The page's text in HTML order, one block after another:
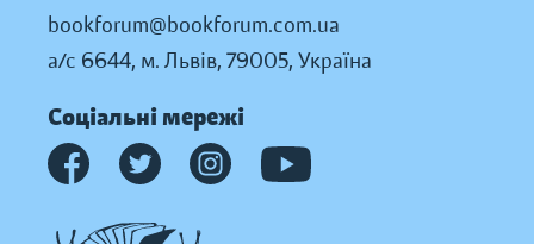
bookforum@bookforum.com.ua
а/с 6644, м. Львів, 79005, Україна
Соціальні мережі